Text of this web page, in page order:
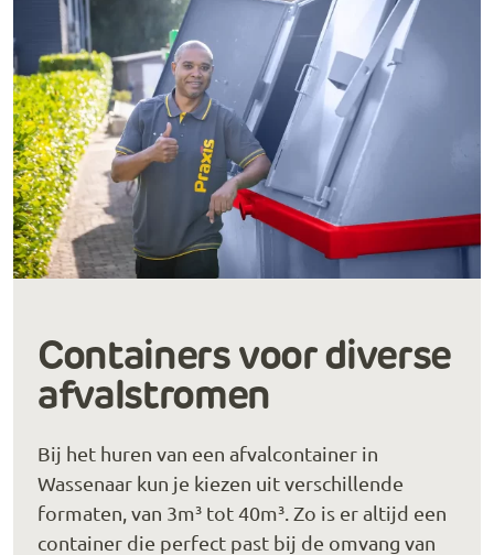
Containers voor diverse
afvalstromen
Bij het huren van een afvalcontainer in
Wassenaar kun je kiezen uit verschillende
formaten, van 3m³ tot 40m³. Zo is er altijd een
container die perfect past bij de omvang van